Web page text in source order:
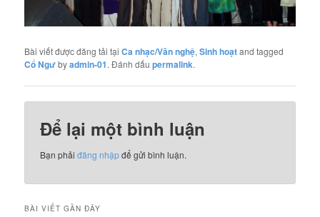
Bài viết được đăng tải tạiCa nhạc/Văn nghệ,Sinh hoạtand tagged
Cổ Ngưbyadmin-01. Đánh dấupermalink.
Để lại một bình luận
Bạn phảiđăng nhậpđể gửi bình luận.
BÀI VIẾT GẦN ĐÂY